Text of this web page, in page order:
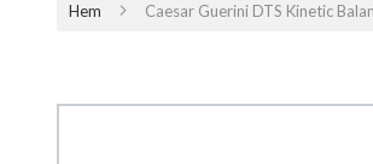
Hem Caesar Guerini DTS Kinetic